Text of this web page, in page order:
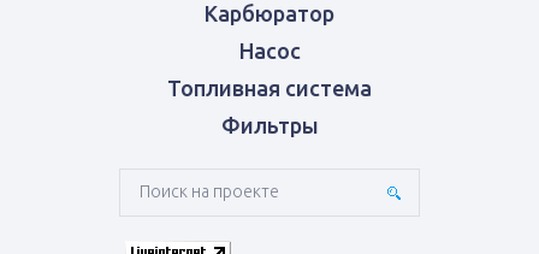
Карбюратор
Насос
Топливная система
Фильтры